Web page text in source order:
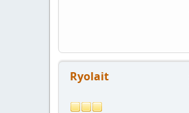
Ryolait